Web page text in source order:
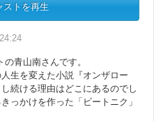
ストを再生
24:24
青山南さんです。
生を変えた小説『オンザロー
続ける理由はどこにあるのでし
っかけを作った「ビートニク」